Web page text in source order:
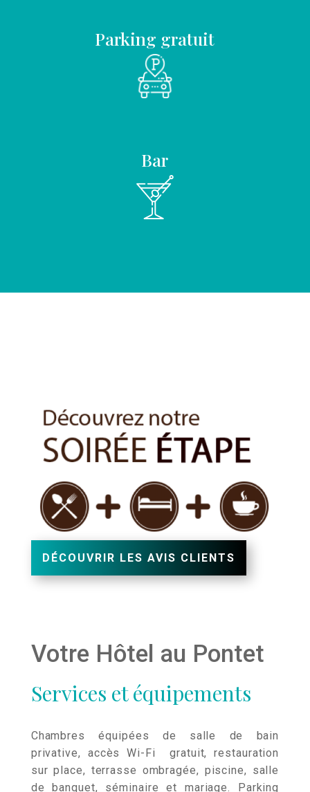
Parking gratuit
Bar
DÉCOUVRIR LES AVIS CLIENTS
Votre Hôtel au Pontet
Services et équipements
Chambres équipées de salle de bain
privative, accès Wi-Fi gratuit, restauration
sur place, terrasse ombragée, piscine, salle
de banquet, séminaire et mariage. Parking